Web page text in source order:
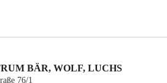
BÄR, WOLF, LUCHS
76/1